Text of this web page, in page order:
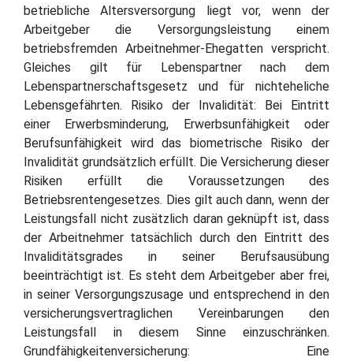
betriebliche Altersversorgung liegt vor, wenn der
Arbeitgeber die Versorgungsleistung einem
betriebsfremden Arbeitnehmer-Ehegatten verspricht.
Gleiches gilt für Lebenspartner nach dem
Lebenspartnerschaftsgesetz und für nichteheliche
Lebensgefährten. Risiko der Invalidität: Bei Eintritt
einer Erwerbsminderung, Erwerbsunfähigkeit oder
Berufsunfähigkeit wird das biometrische Risiko der
Invalidität grundsätzlich erfüllt. Die Versicherung dieser
Risiken erfüllt die Voraussetzungen des
Betriebsrentengesetzes. Dies gilt auch dann, wenn der
Leistungsfall nicht zusätzlich daran geknüpft ist, dass
der Arbeitnehmer tatsächlich durch den Eintritt des
Invaliditätsgrades in seiner Berufsausübung
beeinträchtigt ist. Es steht dem Arbeitgeber aber frei,
in seiner Versorgungszusage und entsprechend in den
versicherungsvertraglichen Vereinbarungen den
Leistungsfall in diesem Sinne einzuschränken.
Grundfähigkeitenversicherung: Eine